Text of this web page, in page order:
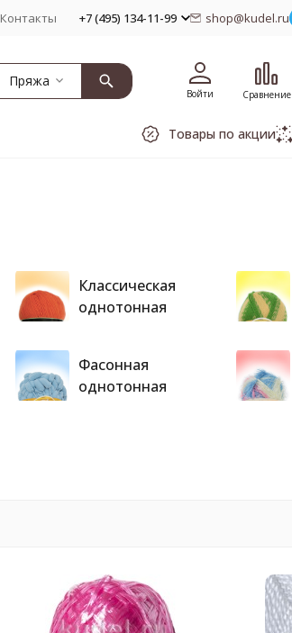
Контакты +7 (495) 134-11-99 shop@kudel.ru
Пряжа
Войти Сравнение
Товары по акции
Классическая
однотонная
Фасонная
однотонная